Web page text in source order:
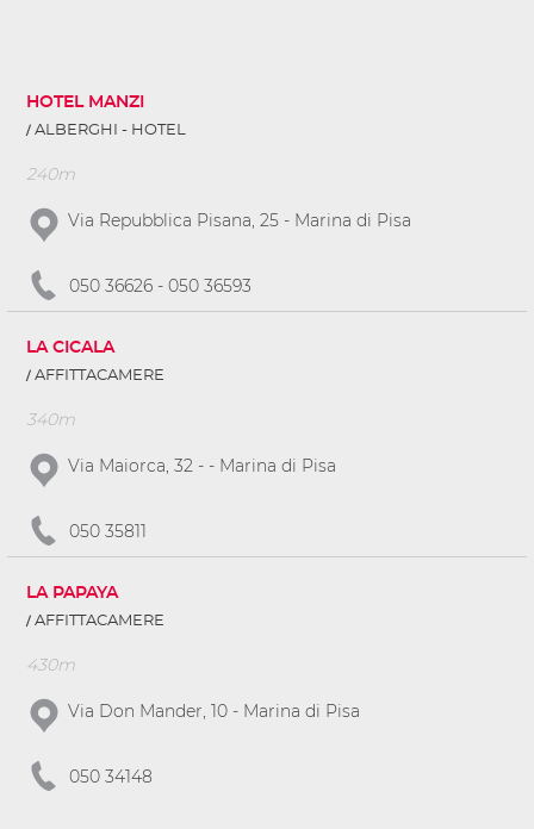
HOTEL MANZI
ALBERGHI - HOTEL
240m
Via Repubblica Pisana, 25 - Marina di Pisa
050 36626 - 050 36593
LA CICALA
AFFITTACAMERE
340m
Via Maiorca, 32 - - Marina di Pisa
050 35811
LA PAPAYA
AFFITTACAMERE
430m
Via Don Mander, 10 - Marina di Pisa
050 34148